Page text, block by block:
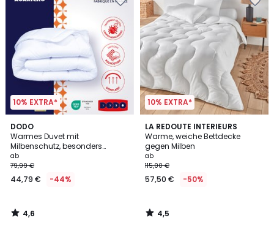
10% EXTRA*
DODO
Warmes Duvet mit
Milbenschutz, besonders
bauschig
ab
79,99 €
44,79 € -44%
4,6
/ 5
4,6
/
10% EXTRA*
LA REDOUTE INTERIEURS
Warme, weiche Bettdecke
gegen Milben
ab
115,00 €
57,50 € -50%
4,5
/ 5
4,5
/